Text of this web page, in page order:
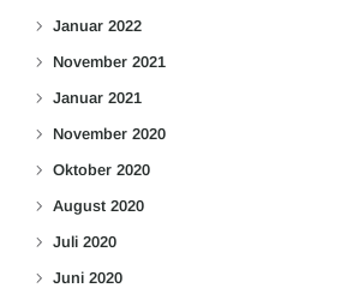
Januar 2022
November 2021
Januar 2021
November 2020
Oktober 2020
August 2020
Juli 2020
Juni 2020